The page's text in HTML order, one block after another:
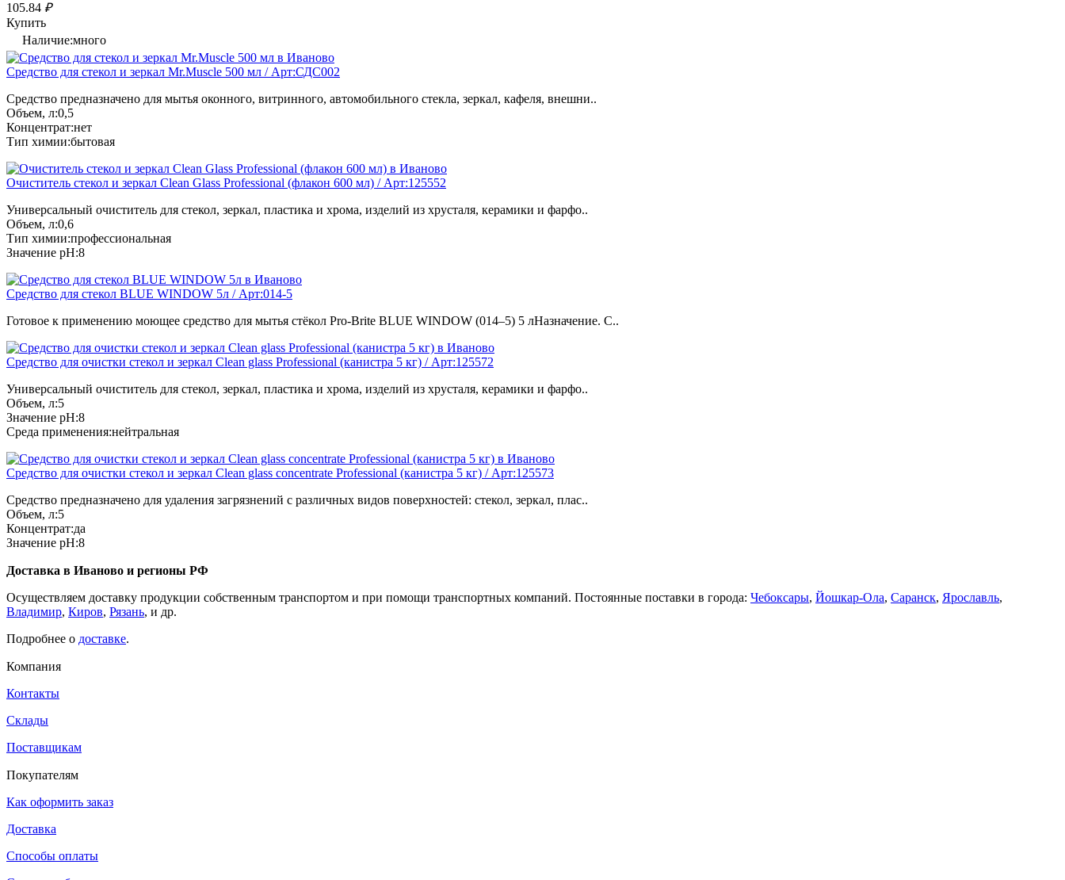
105.84 ₽
Купить
Наличие:много
Средство для стекол и зеркал Mr.Muscle 500 мл / Арт:СДС002
Средство предназначено для мытья оконного, витринного, автомобильного стекла, зеркал, кафеля, внешни..
Объем, л:0,5
Концентрат:нет
Тип химии:бытовая
Очиститель стекол и зеркал Clean Glass Professional (флакон 600 мл) / Арт:125552
Универсальный очиститель для стекол, зеркал, пластика и хрома, изделий из хрусталя, керамики и фарфо..
Объем, л:0,6
Тип химии:профессиональная
Значение pH:8
Средство для стекол BLUE WINDOW 5л / Арт:014-5
Готовое к применению моющее средство для мытья стёкол Pro-Brite BLUE WINDOW (014–5) 5 лНазначение. С..
Средство для очистки стекол и зеркал Clean glass Professional (канистра 5 кг) / Арт:125572
Универсальный очиститель для стекол, зеркал, пластика и хрома, изделий из хрусталя, керамики и фарфо..
Объем, л:5
Значение pH:8
Среда применения:нейтральная
Средство для очистки стекол и зеркал Clean glass concentrate Professional (канистра 5 кг) / Арт:125573
Средство предназначено для удаления загрязнений с различных видов поверхностей: стекол, зеркал, плас..
Объем, л:5
Концентрат:да
Значение pH:8
Доставка в Иваново и регионы РФ
Осуществляем доставку продукции собственным транспортом и при помощи транспортных компаний. Постоянные поставки в города: Чебоксары, Йошкар-Ола, Саранск, Ярославль,
Владимир, Киров, Рязань, и др.
Подробнее о доставке.
Компания
Контакты
Склады
Поставщикам
Покупателям
Как оформить заказ
Доставка
Способы оплаты